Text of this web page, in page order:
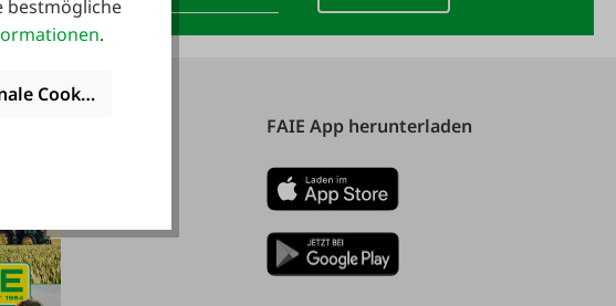
FAIE App herunterladen
bestmögliche
.
Cookies akzeptieren